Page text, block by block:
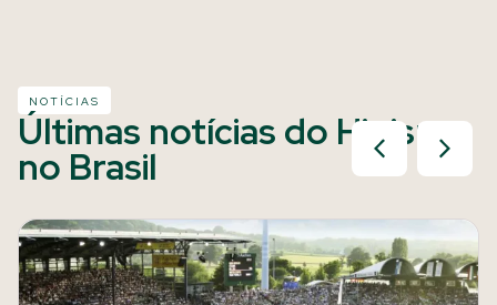
NOTÍCIAS
Últimas notícias do Hipismo
no Brasil